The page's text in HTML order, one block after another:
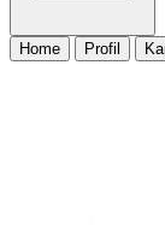
Home Profil